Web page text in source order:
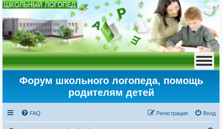
Форум школьного логопеда, помощь
родителям детей
FAQ Вход
Регистрация